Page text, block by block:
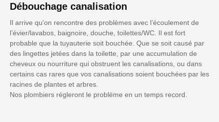
Débouchage canalisation
Il arrive qu'on rencontre des problèmes avec l’écoulement de
l’évier/lavabos, baignoire, douche, toilettes/WC. Il est fort
probable que la tuyauterie soit bouchée. Que se soit causé par
des lingettes jetées dans la toilette, par une accumulation de
cheveux ou nourriture qui obstruent les canalisations, ou dans
certains cas rares que vos canalisations soient bouchées par les
racines de plantes et arbres.
Nos plombiers régleront le problème en un temps record.